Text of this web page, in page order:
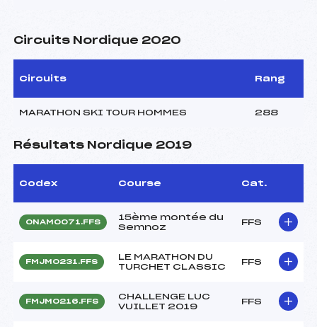
Circuits Nordique 2020
Circuits Rang
MARATHON SKI TOUR HOMMES 288
Résultats Nordique 2019
Codex Course Cat.
ONAM0071.FFS
15ème montée du
Semnoz
FFS
FMJM0231.FFS
LE MARATHON DU
TURCHET CLASSIC
FFS
FMJM0216.FFS
CHALLENGE LUC
VUILLET 2019
FFS